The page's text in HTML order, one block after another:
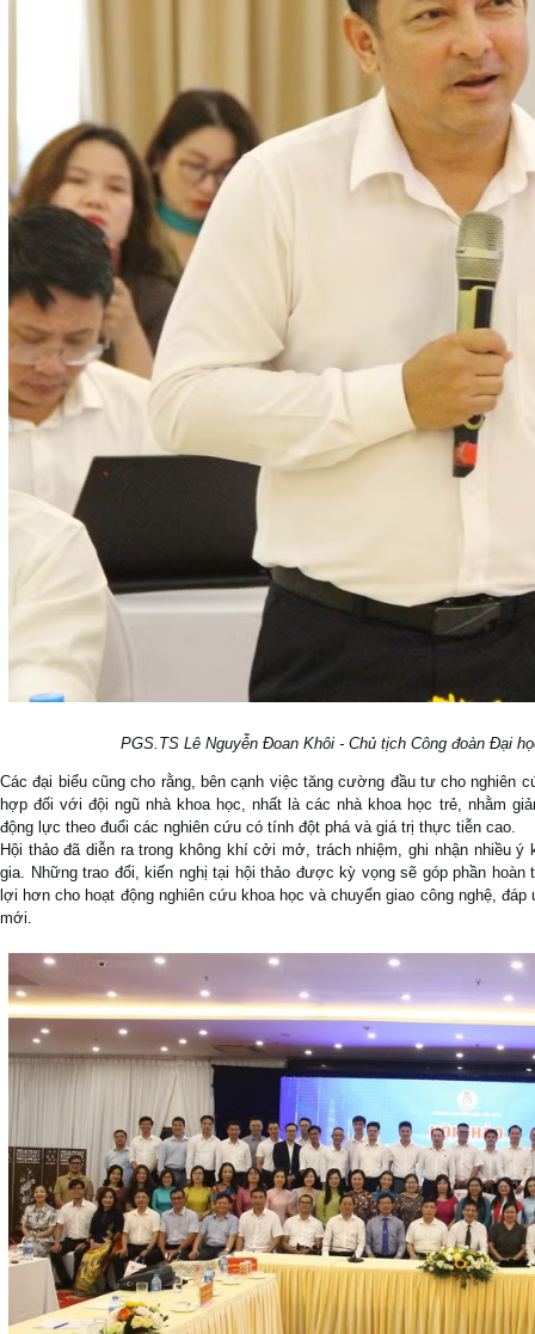
PGS.TS Lê Nguyễn Đoan Khôi - Chủ tịch Công đoàn Đại
Các đại biểu cũng cho rằng, bên cạnh việc tăng cường đầu tư cho nghiên
hợp đối với đội ngũ nhà khoa học, nhất là các nhà khoa học trẻ, nhằm
động lực theo đuổi các nghiên cứu có tính đột phá và giá trị thực tiễn cao.
Hội thảo đã diễn ra trong không khí cởi mở, trách nhiệm, ghi nhận nhiều
gia. Những trao đổi, kiến nghị tại hội thảo được kỳ vọng sẽ góp phần
lợi hơn cho hoạt động nghiên cứu khoa học và chuyển giao công nghệ,
mới.